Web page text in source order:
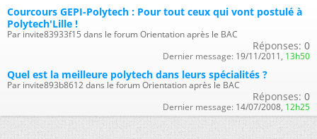
Courcours GEPI-Polytech : Pour tout ceux qui vont postulé à
Polytech'Lille !
Par invite83933f15 dans le forum Orientation après le BAC
Réponses: 0
Dernier message: 19/11/2011, 13h50
Quel est la meilleure polytech dans leurs spécialités ?
Par invite893b8612 dans le forum Orientation après le BAC
Réponses: 0
Dernier message: 14/07/2008, 12h25